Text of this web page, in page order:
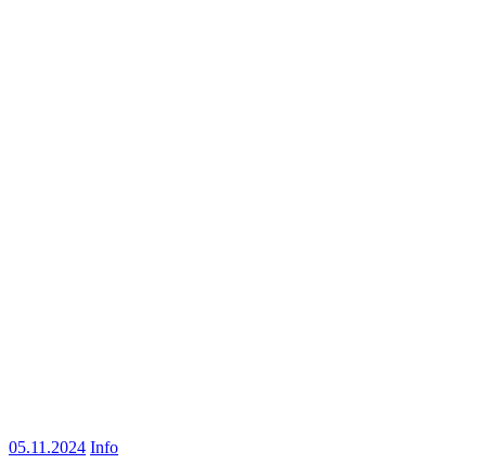
05.11.2024 Info